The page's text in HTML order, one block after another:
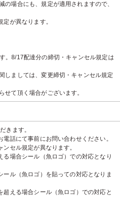
場合にも、規定が適用されますので、
が異なります。
。8/17配達分の締切・キャンセル規定は
しましては、変更締切・キャンセル規定
て頂く場合がございます。
きます。
話にて事前にお問い合わせください。
セル規定が異なります。
る場合シール（魚ロゴ）での対応となり
ール（魚ロゴ）を貼っての対応となりま
超える場合シール（魚ロゴ）での対応と